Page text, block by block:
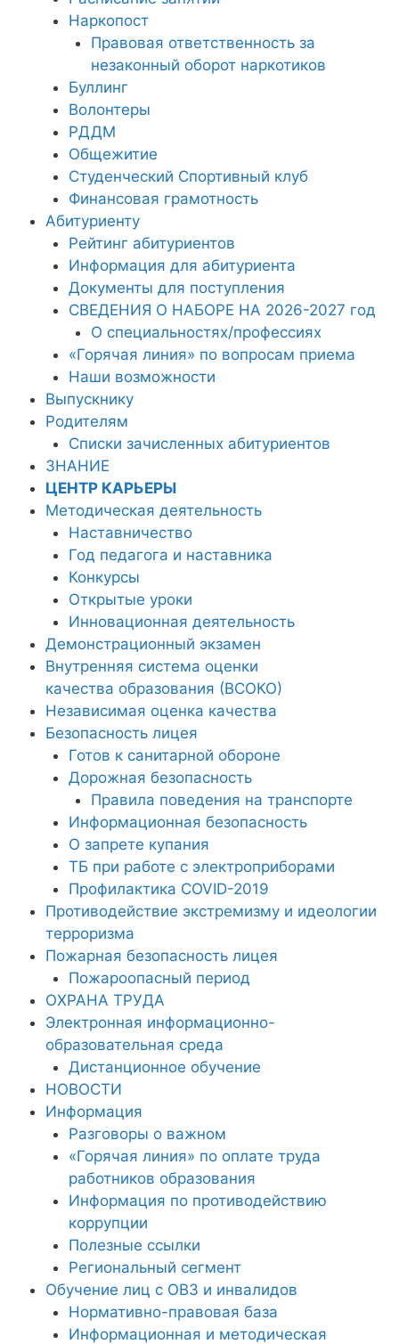
Наркопост
Правовая ответственность за
незаконный оборот наркотиков
Буллинг
Волонтеры
РДДМ
Общежитие
Студенческий Спортивный клуб
Финансовая грамотность
Абитуриенту
Рейтинг абитуриентов
Информация для абитуриента
Документы для поступления
СВЕДЕНИЯ О НАБОРЕ НА 2026-2027 год
О специальностях/профессиях
«Горячая линия» по вопросам приема
Наши возможности
Выпускнику
Родителям
Списки зачисленных абитуриентов
ЗНАНИЕ
ЦЕНТР КАРЬЕРЫ
Методическая деятельность
Наставничество
Год педагога и наставника
Конкурсы
Открытые уроки
Инновационная деятельность
Демонстрационный экзамен
Внутренняя система оценки
качества образования (ВСОКО)
Независимая оценка качества
Безопасность лицея
Готов к санитарной обороне
Дорожная безопасность
Правила поведения на транспорте
Информационная безопасность
О запрете купания
ТБ при работе с электроприборами
Профилактика COVID-2019
Противодействие экстремизму и идеологии
терроризма
Пожарная безопасность лицея
Пожароопасный период
ОХРАНА ТРУДА
Электронная информационно-
образовательная среда
Дистанционное обучение
НОВОСТИ
Информация
Разговоры о важном
«Горячая линия» по оплате труда
работников образования
Информация по противодействию
коррупции
Полезные ссылки
Региональный сегмент
Обучение лиц с ОВЗ и инвалидов
Нормативно-правовая база
Информационная и методическая